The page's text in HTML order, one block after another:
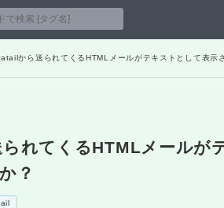
から送られてくるHTMLメールがテキストとして表示
れてくるHTMLメールが
？